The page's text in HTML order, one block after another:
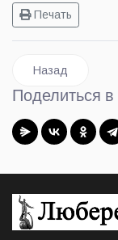
Печать
Предыдущий:
Назад
Поделиться в